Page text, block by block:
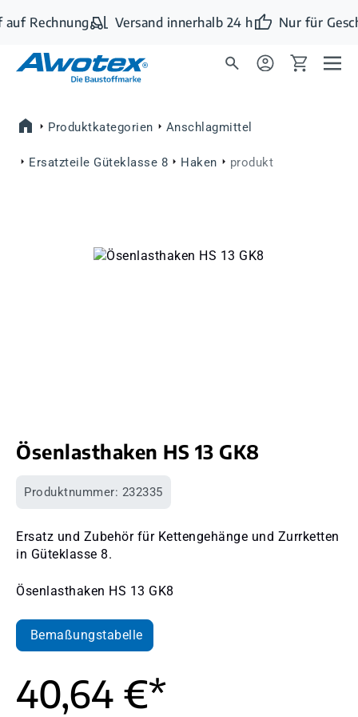
Zum Hauptinhalt springen
Rechnung Versand innerhalb 24 h Nur für
Produktkategorien Anschlagmittel
Ersatzteile Güteklasse 8 Haken produkt
Bildergalerie überspringen
Ösenlasthaken HS 13 GK8
Produktnummer: 232335
Ersatz und Zubehör für Kettengehänge und Zurrketten
in Güteklasse 8.
Ösenlasthaken HS 13 GK8
Bemaßungstabelle
40,64 €*